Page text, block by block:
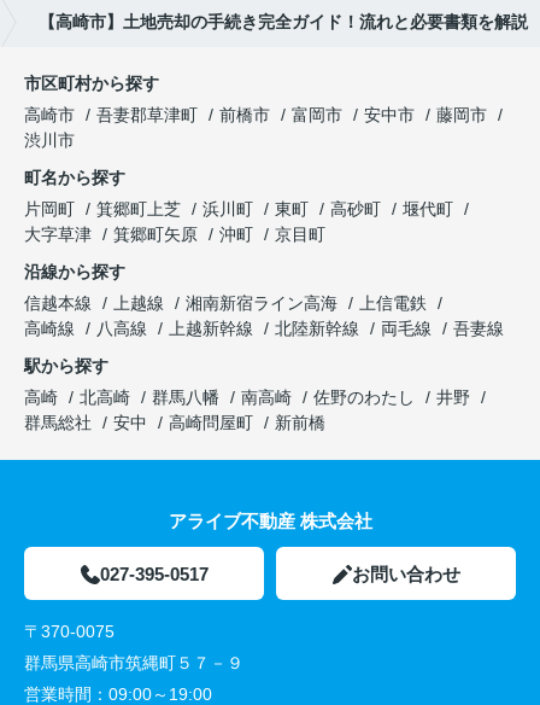
【高崎市】土地売却の手続き完全ガイド！流れと必要書類を解説
市区町村から探す
高崎市
吾妻郡草津町 前橋市 富岡市 安中市
藤岡市
渋川市
町名から探す
片岡町
箕郷町上芝 浜川町 東町 高砂町
堰代町
大字草津
箕郷町矢原 沖町
京目町
沿線から探す
信越本線
上越線 湘南新宿ライン高海
上信電鉄
高崎線
八高線 上越新幹線 北陸新幹線 両毛線
吾妻線
駅から探す
高崎
北高崎 群馬八幡 南高崎 佐野のわたし
井野
群馬総社
安中 高崎問屋町 新前橋
アライブ不動産 株式会社
027-395-0517 お問い合わせ
〒370-0075
群馬県高崎市筑縄町５７－９
営業時間： 09:00～19:00